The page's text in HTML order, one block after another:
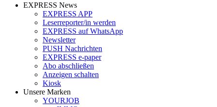
EXPRESS News
EXPRESS APP
Leserreporter/in werden
EXPRESS auf WhatsApp
Newsletter
PUSH Nachrichten
EXPRESS e-paper
Abo abschließen
Anzeigen schalten
Kiosk
Unsere Marken
YOURJOB